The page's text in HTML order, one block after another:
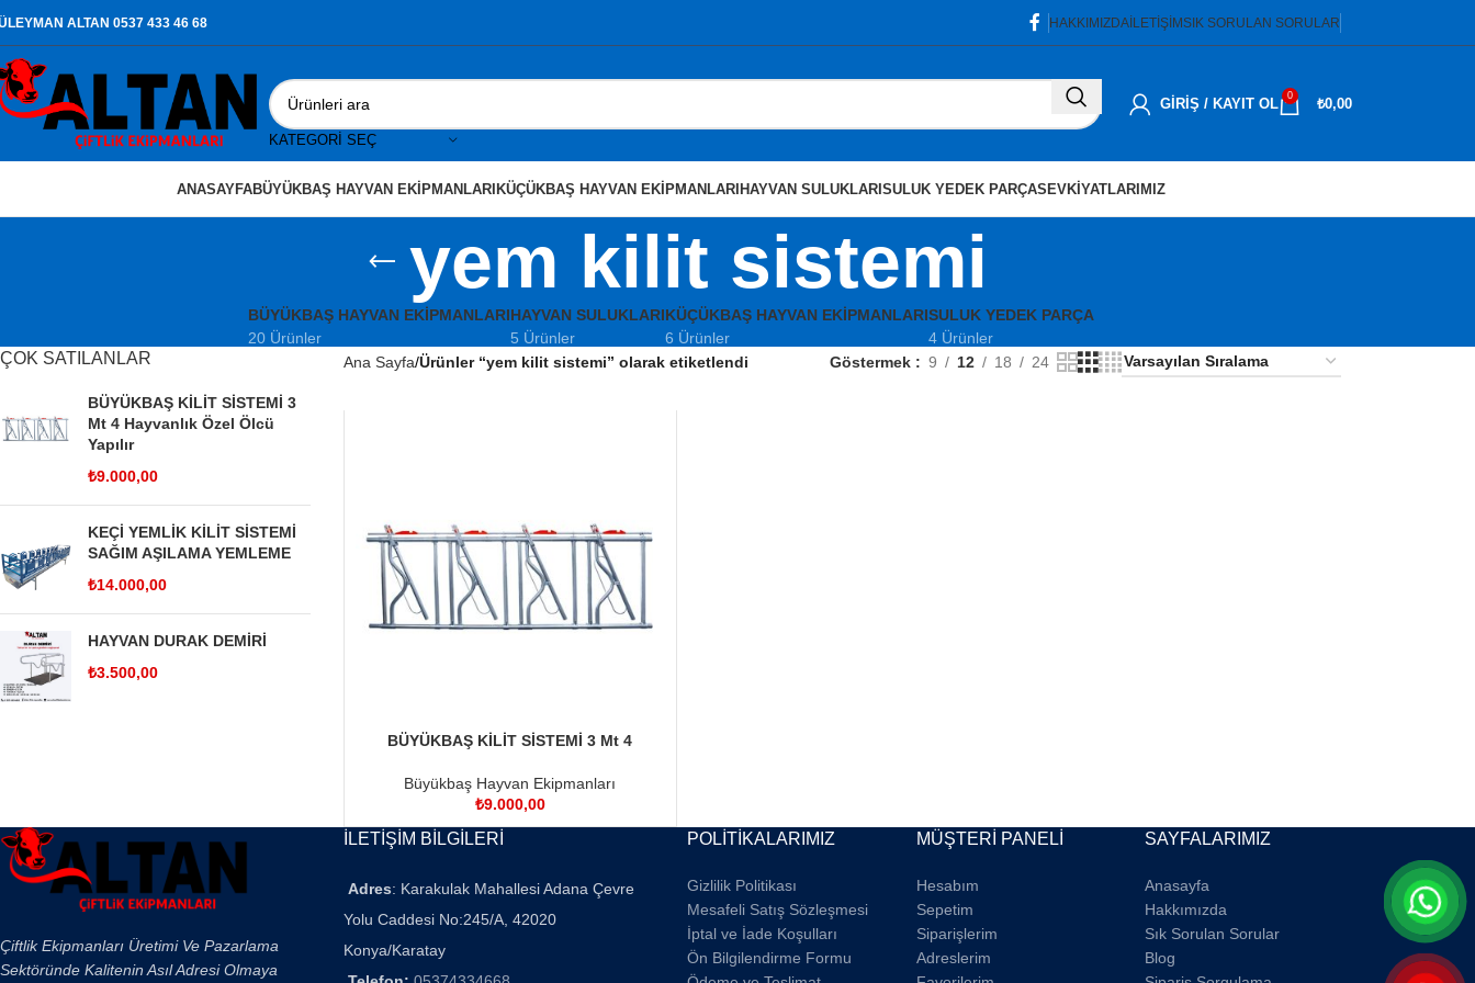
ALTAN 0537 433 46 68 HAKKIMIZDAİLETIŞIMSIK SORULAN SORULAR
KATEGORI SEÇ
GIRIŞ / KAYIT OL
0
₺0,00
ANASAYFABÜYÜKBAŞ HAYVAN EKIPMANLARIKÜÇÜKBAŞ HAYVAN EKIPMANLARIHAYVAN SULUKLARISULUK YEDEK PARÇASEVKIYATLARIMIZ
yem kilit sistemi
BÜYÜKBAŞ HAYVAN EKIPMANLARI
20 Ürünler
HAYVAN SULUKLARI
5 Ürünler
KÜÇÜKBAŞ HAYVAN EKIPMANLARI
6 Ürünler
SULUK YEDEK PARÇA
4 Ürünler
ÇOK SATILANLAR
BÜYÜKBAŞ KİLİT SİSTEMİ 3
Mt 4 Hayvanlık Özel Ölcü
Yapılır
₺9.000,00
KEÇİ YEMLİK KİLİT SİSTEMİ
SAĞIM AŞILAMA YEMLEME
₺14.000,00
HAYVAN DURAK DEMİRİ
₺3.500,00
Ana Sayfa Ürünler “yem kilit sistemi” olarak etiketlendi Göstermek 9 12 18 24
SEPETE EKLE
BÜYÜKBAŞ KİLİT SİSTEMİ 3 Mt 4
Büyükbaş Hayvan Ekipmanları
₺9.000,00
Çiftlik Ekipmanları Üretimi Ve Pazarlama
Sektöründe Kalitenin Asıl Adresi Olmaya
İLETİŞİM BİLGİLERİ
Adres: Karakulak Mahallesi Adana Çevre
Yolu Caddesi No:245/A, 42020
Konya/Karatay
POLİTİKALARIMIZ
Gizlilik Politikası
Mesafeli Satış Sözleşmesi
İptal ve İade Koşulları
Ön Bilgilendirme Formu
MÜŞTERİ PANELİ
Hesabım
Sepetim
Siparişlerim
Adreslerim
SAYFALARIMIZ
Anasayfa
Hakkımızda
Sık Sorulan Sorular
Blog